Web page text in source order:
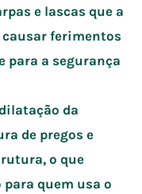
e lascas que a
causar ferimentos
para a segurança
da
de pregos e
o que
quem usa o